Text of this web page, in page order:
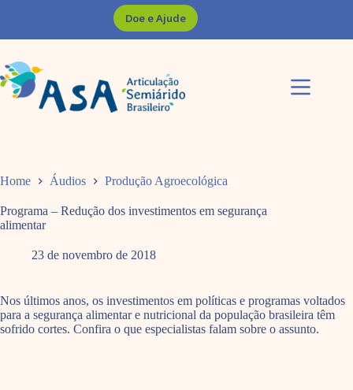
Doe e Ajude
Home Áudios Produção Agroecológica
Programa – Redução dos investimentos em segurança
alimentar
23 de novembro de 2018
Nos últimos anos, os investimentos em políticas e programas voltados
para a segurança alimentar e nutricional da população brasileira têm
sofrido cortes. Confira o que especialistas falam sobre o assunto.